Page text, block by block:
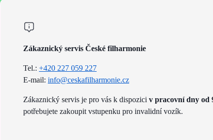
Zákaznický servis České filharmonie
Tel.: +420 227 059 227
E-mail: info@ceskafilharmonie.cz
Zákaznický servis je pro vás k dispozici v pracovní dny od
potřebujete zakoupit vstupenku pro invalidní vozík.